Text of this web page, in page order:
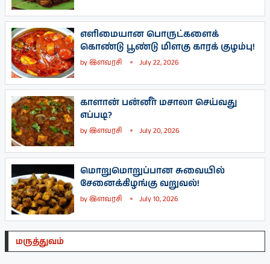
எளிமையான பொருட்களைக்
கொண்டு பூண்டு மிளகு காரக் குழம்பு!
byஇளவரசி July 22, 2026
காளான் பன்னீர் மசாலா செய்வது
எப்படி?
byஇளவரசி July 20, 2026
மொறுமொறுப்பான சுவையில்
சேனைக்கிழங்கு வறுவல்!
byஇளவரசி July 10, 2026
மருத்துவம்